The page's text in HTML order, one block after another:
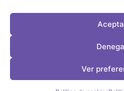
Ver
Desarrollo web por OrigenDigital